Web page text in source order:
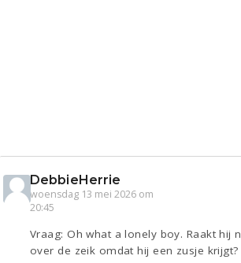
DebbieHerrie
woensdag 13 mei 2026 om
20:45
Vraag: Oh what a lonely boy. Raakt hij
over de zeik omdat hij een zusje krijgt?